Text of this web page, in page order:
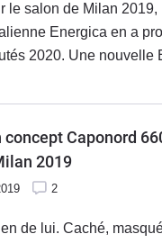
le salon de Milan
Energica en a
2020. Une nouvelle
sont au programme.
Caponord
2019
2
de lui. Caché,